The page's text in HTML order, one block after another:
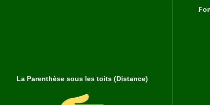
La Parenthèse sous les toits (Distance)